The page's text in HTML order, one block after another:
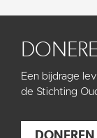
Een bijdrage
de Stichting